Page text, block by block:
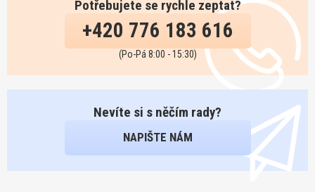
Potřebujete se rychle zeptat?
+420 776 183 616
(Po-Pá 8:00 - 15:30)
Nevíte si s něčím rady?
NAPIŠTE NÁM